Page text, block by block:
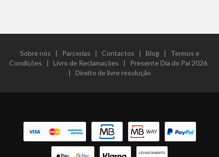
Sobre nós | Parcerias | Contactos | Blog| Termos e
Condições | Livro de Reclamações | Presente Dia do Pai 2026
| Direito de livre resolução